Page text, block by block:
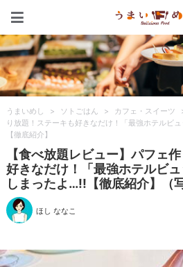
うまいめし > ソトごはん > カフェ・スイーツ
り放題！ステーキも好きなだけ！「最強ホテルビ
【徹底紹介】
【食べ放題レビュー】パフェ
好きなだけ！「最強ホテルビ
しまったよ…!!【徹底紹介】（
ほし ななこ